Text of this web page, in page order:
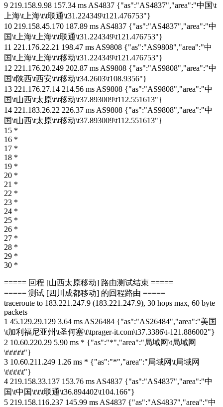
9 219.158.9.98 157.34 ms AS4837 {"as":"AS4837","area":"中国\t
上海\t上海\t\t联通\t31.224349\t121.476753"}
10 219.158.45.170 187.89 ms AS4837 {"as":"AS4837","area":"中
国\t上海\t上海\t\t联通\t31.224349\t121.476753"}
11 221.176.22.21 198.47 ms AS9808 {"as":"AS9808","area":"中
国\t上海\t上海\t\t移动\t31.224349\t121.476753"}
12 221.176.20.249 202.87 ms AS9808 {"as":"AS9808","area":"中
国\t陕西\t西安\t\t移动\t34.2603\t108.9356"}
13 221.176.27.14 214.56 ms AS9808 {"as":"AS9808","area":"中
国\t山西\t太原\t\t移动\t37.893009\t112.551613"}
14 221.183.26.22 226.37 ms AS9808 {"as":"AS9808","area":"中
国\t山西\t太原\t\t移动\t37.893009\t112.551613"}
15 *
16 *
17 *
18 *
19 *
20 *
21 *
22 *
23 *
24 *
25 *
26 *
27 *
28 *
29 *
30 *
===== 回程 [山西太原移动] 路由测试结束 =====
===== 测试 [四川成都移动] 的回程路由 =====
traceroute to 183.221.247.9 (183.221.247.9), 30 hops max, 60 byte
packets
1 45.129.29.129 3.64 ms AS26484 {"as":"AS26484","area":"美国
\t加利福尼亚州\t圣何塞\t\tprager-it.com\t37.3386\t-121.886002"}
2 10.60.220.29 5.90 ms * {"as":"*","area":"局域网\t局域网
\t\t\t\t\t"}
3 10.60.211.249 1.26 ms * {"as":"*","area":"局域网\t局域网
\t\t\t\t\t"}
4 219.158.33.137 153.76 ms AS4837 {"as":"AS4837","area":"中
国\t中国\t\t\t联通\t36.894402\t104.166"}
5 219.158.116.237 145.99 ms AS4837 {"as":"AS4837","area":"中